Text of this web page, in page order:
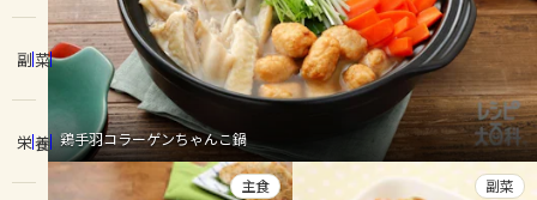
コンテンツ
レシピ
トーク
ピーマン
みょうが ゴーヤ
副菜
栄養 鶏手羽コラーゲンちゃんこ鍋
主食 副菜